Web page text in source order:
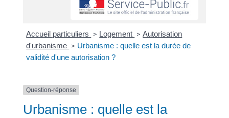
Accueil particuliers > Logement > Autorisation
d'urbanisme > Urbanisme : quelle est la durée de
validité d'une autorisation ?
Question-réponse
Urbanisme : quelle est la